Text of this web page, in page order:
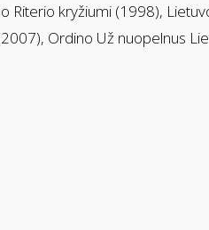
Riterio kryžiumi (1998),
Ordino Už nuopelnus